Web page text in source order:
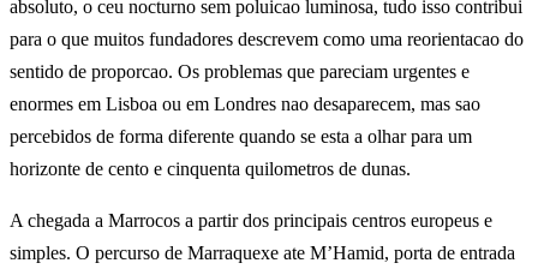
absoluto, o ceu nocturno sem poluicao luminosa, tudo isso contribui
para o que muitos fundadores descrevem como uma reorientacao do
sentido de proporcao. Os problemas que pareciam urgentes e
enormes em Lisboa ou em Londres nao desaparecem, mas sao
percebidos de forma diferente quando se esta a olhar para um
horizonte de cento e cinquenta quilometros de dunas.
A chegada a Marrocos a partir dos principais centros europeus e
simples. O percurso de Marraquexe ate M’Hamid, porta de entrada